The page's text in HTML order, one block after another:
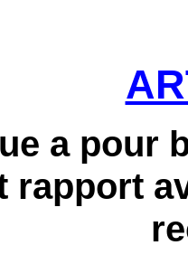
a pour
rapport